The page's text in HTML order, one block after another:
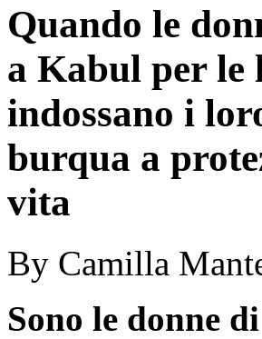
Quando le
a Kabul per le
indossano i
burqua a
vita
By Camilla
Sono le donne